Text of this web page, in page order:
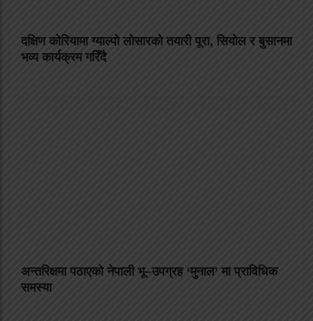
दक्षिण कोरियामा ग्याल्पो लोसारको तयारी पूरा, सियोल र बुसानमा
भव्य कार्यक्रम गरिँदै
अन्तरिक्षमा पठाएको नेपाली भू–उपग्रह ‘मुनाल’ मा प्राविधिक
समस्या